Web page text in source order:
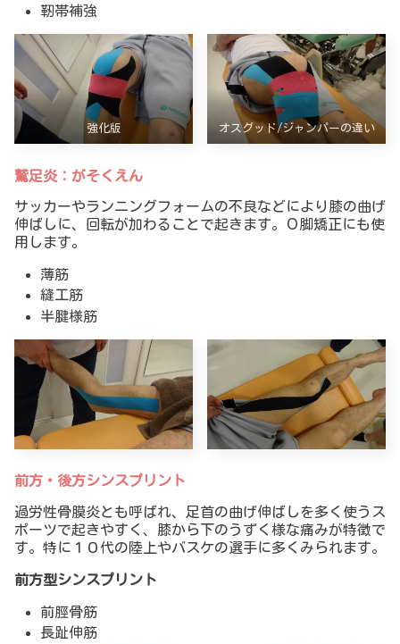
靭帯補強
強化版 オスグッド/ジャンパーの違い
鷲足炎：がそくえん
サッカーやランニングフォームの不良などにより膝の曲げ
伸ばしに、回転が加わることで起きます。О脚矯正にも使
用します。
薄筋
縫工筋
半腱様筋
前方・後方シンスプリント
過労性骨膜炎とも呼ばれ、足首の曲げ伸ばしを多く使うス
ポーツで起きやすく、膝から下のうずく様な痛みが特徴で
す。特に１０代の陸上やバスケの選手に多くみられます。
前方型シンスプリント
前脛骨筋
長趾伸筋